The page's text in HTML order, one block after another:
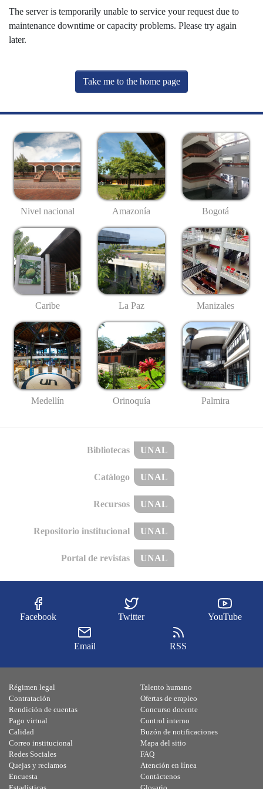
The server is temporarily unable to service your request due to
maintenance downtime or capacity problems. Please try again
later.
Take me to the home page
Nivel nacional Amazonía Bogotá
Caribe La Paz Manizales
Medellín Orinoquía Palmira
Bibliotecas UNAL
Catálogo UNAL
Recursos UNAL
Repositorio institucional UNAL
Portal de revistas UNAL
Facebook Twitter YouTube
Email RSS
Régimen legal
Contratación
Rendición de cuentas
Pago virtual
Calidad
Talento humano
Ofertas de empleo
Concurso docente
Control interno
Buzón de notificaciones
Correo institucional
Redes Sociales
Quejas y reclamos
Encuesta
Mapa del sitio
FAQ
Atención en línea
Contáctenos